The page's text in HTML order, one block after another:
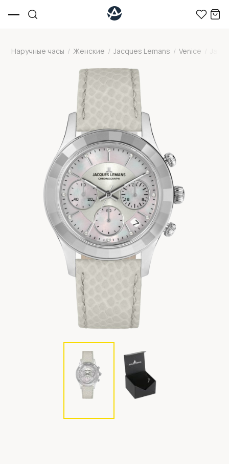
Наручные часы / Женские / Jacques Lemans / Venice